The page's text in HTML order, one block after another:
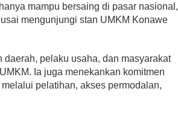
mampu bersaing di pasar nasional,
mengunjungi stan UMKM Konawe
pelaku usaha, dan masyarakat
Ia juga menekankan komitmen
pelatihan, akses permodalan,